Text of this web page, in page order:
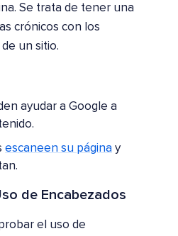
Se trata de tener una
crónicos con los
un sitio.
ayudar a Google a
escaneen su página y
de Encabezados
el uso de